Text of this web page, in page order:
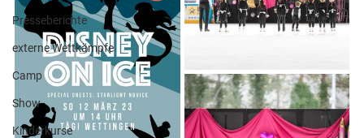
Presseberichte
externe Wettkämpfe
Camp
Show
Kinderkurse